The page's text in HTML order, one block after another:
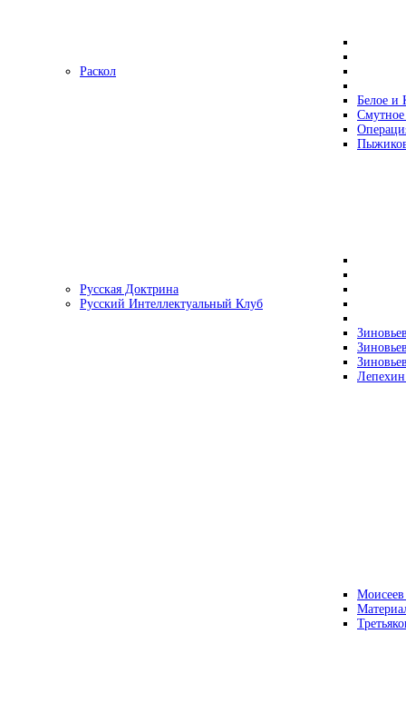
Раскол
Белое и
Русская Доктрина
Русский Интеллектуальный Клуб